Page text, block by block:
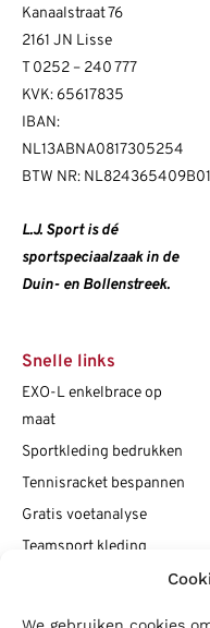
Kanaalstraat 76
2161 JN Lisse
T 0252 – 240 777
KVK: 65617835
IBAN:
NL13ABNA0817305254
BTW NR: NL824365409B01
L.J. Sport is dé
sportspeciaalzaak in de
Duin- en Bollenstreek.
Snelle links
EXO-L enkelbrace op
maat
Sportkleding bedrukken
Tennisracket bespannen
Gratis voetanalyse
Teamsport kleding